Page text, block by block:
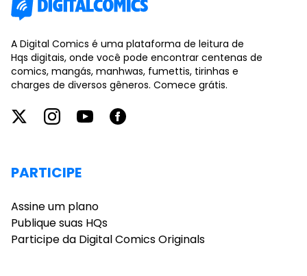
A Digital Comics é uma plataforma de leitura de
Hqs digitais, onde você pode encontrar centenas de
comics, mangás, manhwas, fumettis, tirinhas e
charges de diversos gêneros. Comece grátis.
PARTICIPE
Assine um plano
Publique suas HQs
Participe da Digital Comics Originals